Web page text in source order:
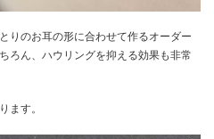
りのお耳の形に合わせて作るオーダー
ろん、ハウリングを抑える効果も非常
ます。